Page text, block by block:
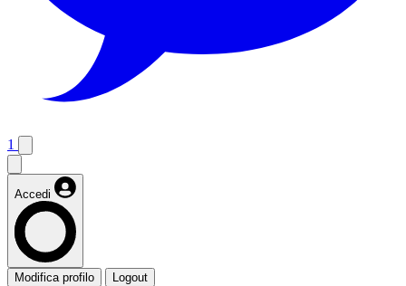
1
Accedi
Modifica profilo Logout